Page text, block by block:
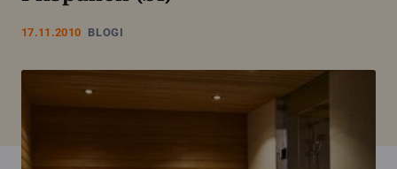
17.11.2010 BLOGI